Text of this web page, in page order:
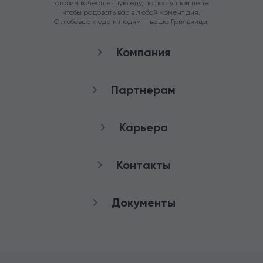
Готовим качественную еду, по доступной цене,
чтобы радовать вас в любой момент дня.
С любовью к еде и людям — ваша Грильница.
Компания
Рестораны
Партнерам
Аренда
Карьера
качества
Контакты
8 (800) 100-82-90
Документы